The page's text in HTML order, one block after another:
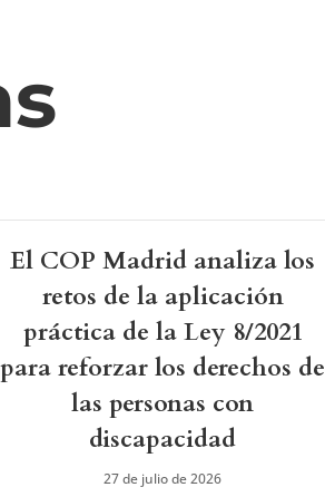
El COP Madrid analiza los
retos de la aplicación
práctica de la Ley 8/2021
para reforzar los derechos de
las personas con
discapacidad
27 de julio de 2026